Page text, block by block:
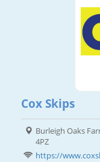
Cox Skips
Burleigh Oaks
4PZ
https://